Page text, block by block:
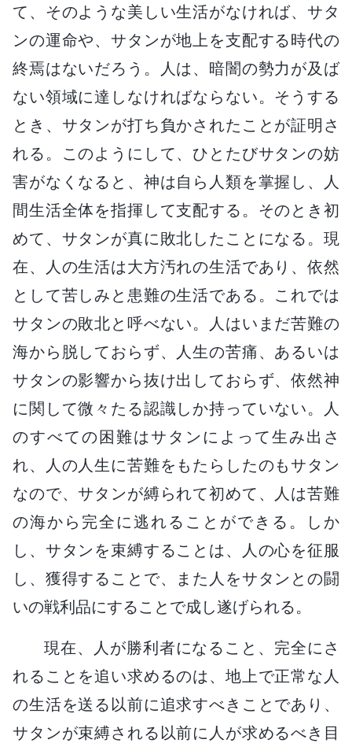
て、そのような美しい生活がなければ、サタ
ンの運命や、サタンが地上を支配する時代の
終焉はないだろう。人は、暗闇の勢力が及ば
ない領域に達しなければならない。そうする
とき、サタンが打ち負かされたことが証明さ
れる。このようにして、ひとたびサタンの妨
害がなくなると、神は自ら人類を掌握し、人
間生活全体を指揮して支配する。そのとき初
めて、サタンが真に敗北したことになる。現
在、人の生活は大方汚れの生活であり、依然
として苦しみと患難の生活である。これでは
サタンの敗北と呼べない。人はいまだ苦難の
海から脱しておらず、人生の苦痛、あるいは
サタンの影響から抜け出しておらず、依然神
に関して微々たる認識しか持っていない。人
のすべての困難はサタンによって生み出さ
れ、人の人生に苦難をもたらしたのもサタン
なので、サタンが縛られて初めて、人は苦難
の海から完全に逃れることができる。しか
し、サタンを束縛することは、人の心を征服
し、獲得することで、また人をサタンとの闘
いの戦利品にすることで成し遂げられる。
現在、人が勝利者になること、完全にさ
れることを追い求めるのは、地上で正常な人
の生活を送る以前に追求すべきことであり、
サタンが束縛される以前に人が求めるべき目